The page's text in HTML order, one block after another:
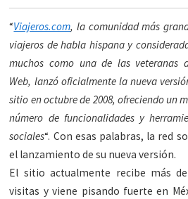
“Viajeros.com, la comunidad más
viajeros de habla hispana y
muchos como una de las veteranas
Web, lanzó oficialmente la nueva
sitio en octubre de 2008, ofreciendo un
número de funcionalidades y
sociales“. Con esas palabras, la red
el lanzamiento de su nueva versión.
El sitio actualmente recibe más
visitas y viene pisando fuerte en